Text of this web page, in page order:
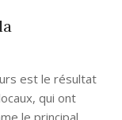
est le résultat
qui ont